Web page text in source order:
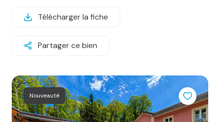
demeures
Autres
demeures
commerciaux
Estimation
Nos
Qui
sommes-
nous
Télécharger la fiche
Partager ce bien
Nouveauté